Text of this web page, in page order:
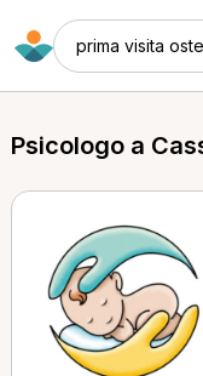
prima visita
Psicologo a